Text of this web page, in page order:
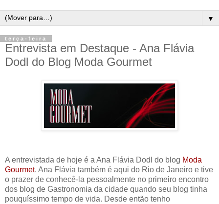
▼
terça-feira
Entrevista em Destaque - Ana Flávia
Dodl do Blog Moda Gourmet
A entrevistada de hoje é a Ana Flávia Dodl do blog Moda
Gourmet. Ana Flávia também é aqui do Rio de Janeiro e tive
o prazer de conhecê-la pessoalmente no primeiro encontro
dos blog de Gastronomia da cidade quando seu blog tinha
pouquíssimo tempo de vida. Desde então tenho